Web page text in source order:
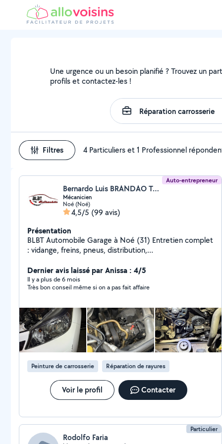
Une urgence ou un besoin planifié ? Trouvez un
profils et contactez-les !
Filtres 4 Particuliers et 1 Professionnel
Auto-entrepreneur
Bernardo Luis BRANDAO Tareja (BLBT AUTOMOBILE)
Mécanicien
Noé (Noé)
4,5/5 (99 avis)
Présentation
BLBT Automobile Garage à Noé (31) Entretien complet
: vidange, freins, pneus, distribution,
06 65 36 30 zéro deux J'accepte les pièces fournis par
le client.
Dernier avis laissé par Anissa : 4/5
Il y a plus de 6 mois
Très bon conseil même si on a pas fait affaire
Peinture de carrosserie Réparation de rayures
Voir le profil Contacter
Particulier
Rodolfo Faria